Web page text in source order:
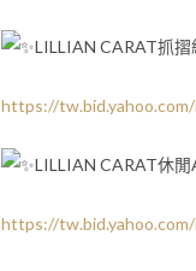
LILLIAN CARAT抓
https://
LILLIAN CARAT休
https://